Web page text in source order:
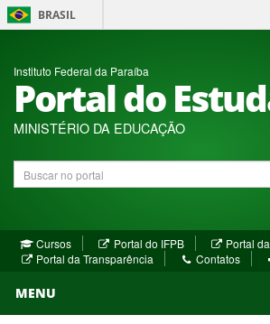
BRASIL
Instituto Federal da Paraíba
Portal do
MINISTÉRIO DA EDUCAÇÃO
Buscar
no
Cursos Portal do IFPB(abre
em
Portal
Portal da Transparência Contatos
MENU